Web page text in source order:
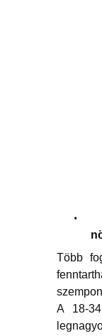
·
Több
A 18-